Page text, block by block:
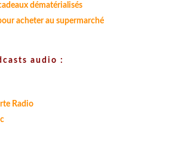
dématérialisés
acheter au supermarché
audio :
Radio